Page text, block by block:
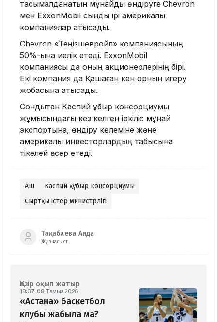
тасымалданатын мұнайды өндіруге Chevron
мен ExxonMobil сынды ірі америкалық
компаниялар қатысады.
Chevron «Теңізшевройл» компаниясының
50%-ына иелік етеді. ExxonMobil
компаниясы да оның акционерлерінің бірі.
Екі компания да Қашаған кен орнын игеру
жобасына қатысады.
Сондықтан Каспий құбыр консорциумы
жұмысындағы кез келген іркіліс мұнай
экспортына, өндіру көлеміне және
америкалық инвесторлардың табысына
тікелей әсер етеді.
АҚШ
Каспий құбыр консорциумы
Сыртқы істер министрлігі
Тақабаева Аида
Журналист
Қазір оқып жатыр
18:37, 08 Тамыз 2026
«Астана» баскетбол
клубы жабыла ма?